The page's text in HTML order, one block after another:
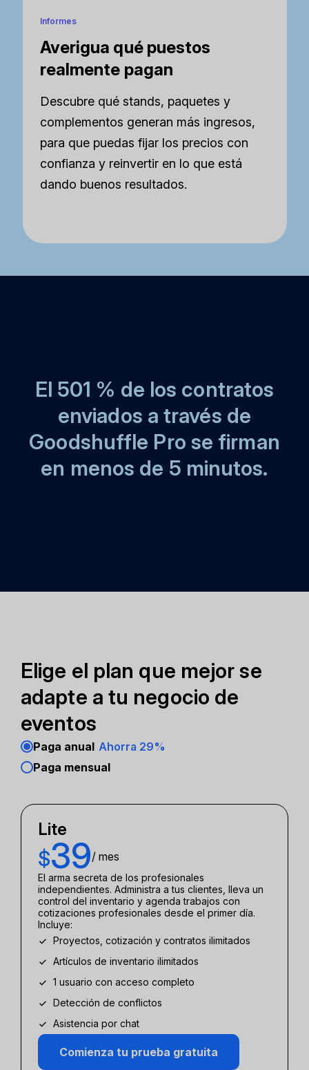
Informes
Averigua qué puestos
realmente pagan
Descubre qué stands, paquetes y
complementos generan más ingresos,
para que puedas fijar los precios con
confianza y reinvertir en lo que está
dando buenos resultados.
El 501 % de los contratos
enviados a través de
Goodshuffle Pro se firman
en menos de 5 minutos.
Elige el plan que mejor se
adapte a tu negocio de
eventos
Paga anual Ahorra 29%
Paga mensual
Lite
$39/ mes
El arma secreta de los profesionales
independientes. Administra a tus clientes, lleva un
control del inventario y agenda trabajos con
cotizaciones profesionales desde el primer día.
Incluye:
Proyectos, cotización y contratos ilimitados
Artículos de inventario ilimitados
1 usuario con acceso completo
Detección de conflictos
Asistencia por chat
Comienza tu prueba gratuita